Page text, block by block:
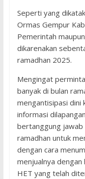
Seperti yang
Ormas Gempur
Pemerintah
dikarenakan
ramadhan 2025.
Mengingat
banyak di bulan
mengantisipasi dini
informasi
bertanggung jawab
ramadhan untuk
dengan cara
menjualnya
HET yang telah